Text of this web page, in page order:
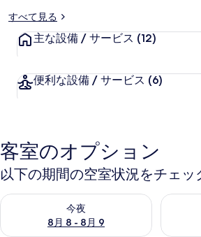
すべて見る
主な設備 / サービス (12)
便利な設備 / サービス (6)
客室のオプション
以下の期間の空室状況をチェッ
今夜
8月 8 - 8月 9
今夜 8月 8 - 8月 9 の空室状況をチェック
明日 8